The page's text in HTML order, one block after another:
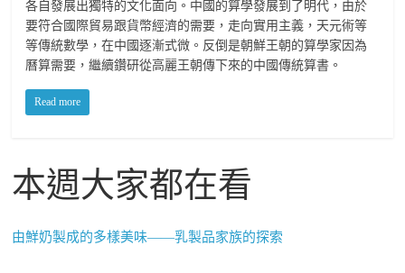
各自發展出獨特的文化面向。中國的算學發展到了明代，由於
要符合國際貿易跟貨幣經濟的需要，走向實用主義，天元術等
等傳統數學，在中國逐漸式微。反倒是朝鮮王朝的算學家因為
曆算需要，繼續鑽研從高麗王朝傳下來的中國傳統算書。
Read more
本週大家都在看
由鮮奶製成的多樣美味——乳製品家族的探索